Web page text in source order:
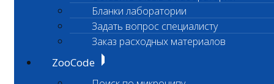
Бланки лаборатории
Задать вопрос специалисту
Заказ расходных материалов
ZooCode